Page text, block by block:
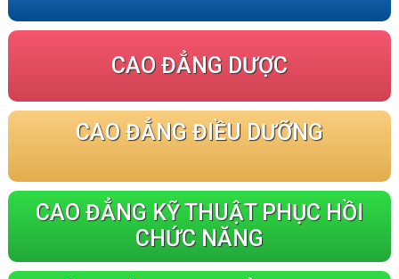
CAO ĐẲNG DƯỢC
CAO ĐẲNG ĐIỀU DƯỠNG
CAO ĐẲNG KỸ THUẬT PHỤC HỒI
CHỨC NĂNG